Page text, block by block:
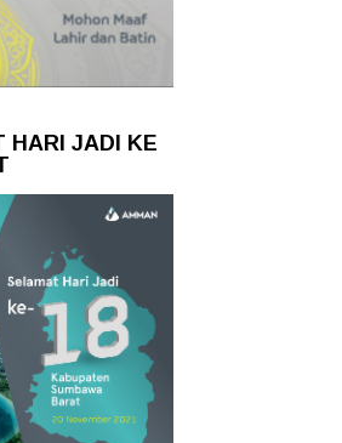
HARI JADI KE